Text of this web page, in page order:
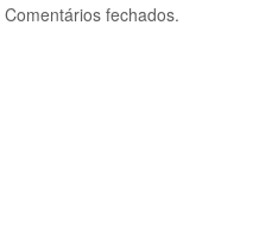
Comentários fechados.